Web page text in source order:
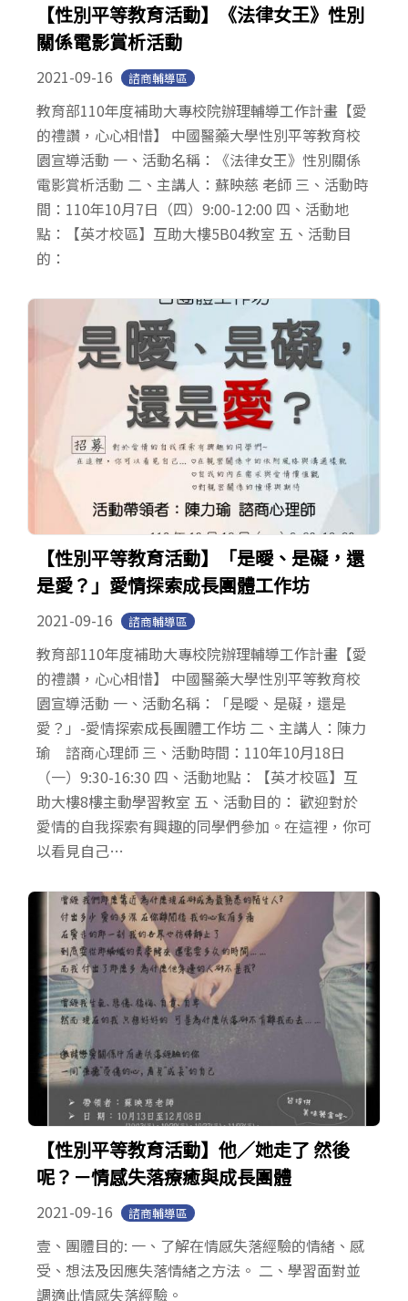
【性別平等教育活動】《法律女王》性別
關係電影賞析活動
2021-09-16 諮商輔導區
教育部110年度補助大專校院辦理輔導工作計畫【愛
的禮讚，心心相惜】 中國醫藥大學性別平等教育校
園宣導活動 一、活動名稱：《法律女王》性別關係
電影賞析活動 二、主講人：蘇映慈 老師 三、活動時
間：110年10月7日（四）9:00-12:00 四、活動地
點：【英才校區】互助大樓5B04教室 五、活動目
的：
【性別平等教育活動】「是曖、是礙，還
是愛？」愛情探索成長團體工作坊
2021-09-16 諮商輔導區
教育部110年度補助大專校院辦理輔導工作計畫【愛
的禮讚，心心相惜】 中國醫藥大學性別平等教育校
園宣導活動 一、活動名稱：「是曖、是礙，還是
愛？」-愛情探索成長團體工作坊 二、主講人：陳力
瑜 諮商心理師 三、活動時間：110年10月18日
（一）9:30-16:30 四、活動地點：【英才校區】互
助大樓8樓主動學習教室 五、活動目的： 歡迎對於
愛情的自我探索有興趣的同學們參加。在這裡，你可
以看見自己…
【性別平等教育活動】他／她走了 然後
呢？－情感失落療癒與成長團體
2021-09-16 諮商輔導區
壹、團體目的: 一、了解在情感失落經驗的情緒、感
受、想法及因應失落情緒之方法。 二、學習面對並
調適此情感失落經驗。